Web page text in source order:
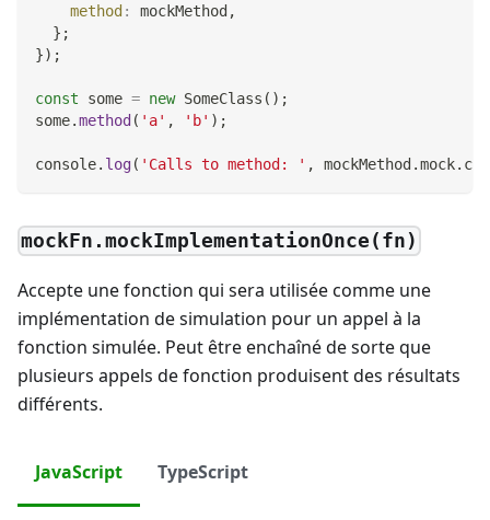
method : mockMethod ,
} ;
}) ;
const some = new SomeClass ( ) ;
some.method ( 'a' , 'b' ) ;
console. log( 'Calls to method: ' , mockMethod .mock.
mockFn.mockImplementationOnce(fn)
Accepte une fonction qui sera utilisée comme une
implémentation de simulation pour un appel à la
fonction simulée. Peut être enchaîné de sorte que
plusieurs appels de fonction produisent des résultats
différents.
JavaScript TypeScript